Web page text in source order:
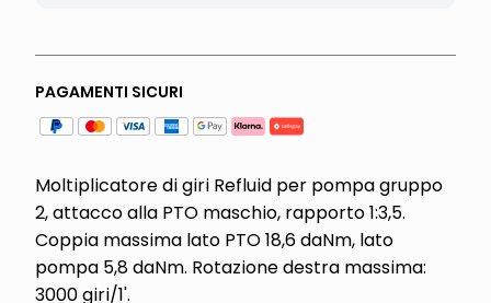
PAGAMENTI SICURI
Moltiplicatore di giri Refluid per pompa gruppo
2, attacco alla PTO maschio, rapporto 1:3,5.
Coppia massima lato PTO 18,6 daNm, lato
pompa 5,8 daNm. Rotazione destra massima:
3000 giri/1'.